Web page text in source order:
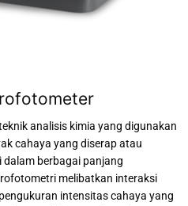
analisis kimia yang digunakan
cahaya yang diserap atau
berbagai panjang
melibatkan interaksi
intensitas cahaya yang